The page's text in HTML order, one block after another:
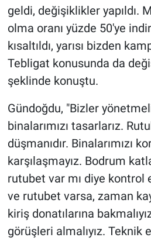
geldi, değişiklikler yapıldı.
olma oranı yüzde 50'ye
kısaltıldı, yarısı bizden
Tebligat konusunda da
şeklinde konuştu.
Gündoğdu, "Bizler
binalarımızı tasarlarız.
düşmanıdır. Binalarımızı
karşılaşmayız. Bodrum
rutubet var mı diye kontrol
ve rutubet varsa, zaman
kiriş donatılarına
görüşleri almalıyız. Teknik